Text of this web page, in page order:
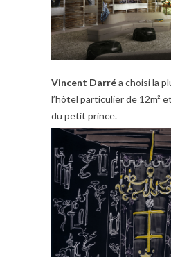
Vincent Darréa choisi la
l’hôtel particulier de 12m²
du petit prince.